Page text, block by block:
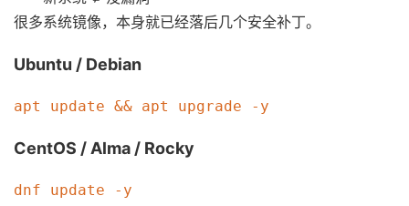
很多系统镜像，本身就已经落后几个安全补丁。
Ubuntu / Debian
CentOS / Alma / Rocky